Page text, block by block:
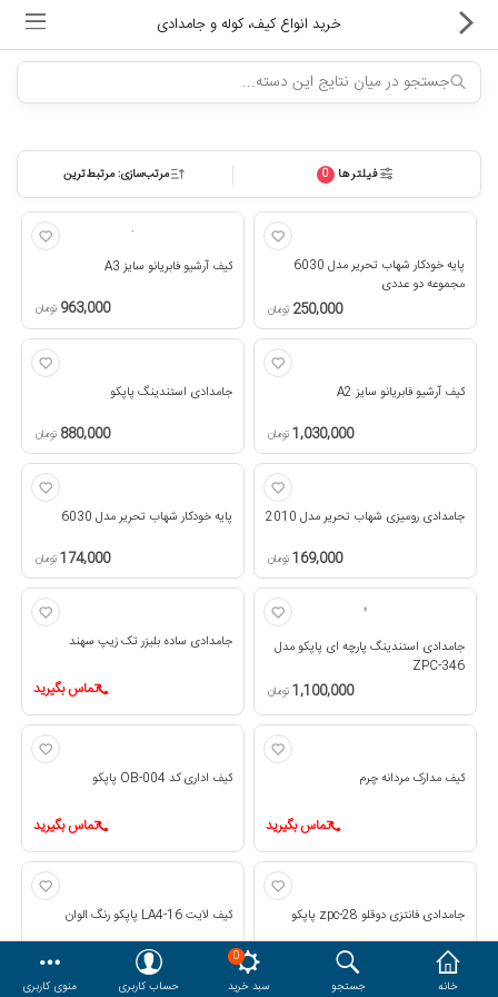
ماشین های اداری
لوازم التحریر
کارتریج و تونر
تجهیزات فروشگاهی و بانکی
دستگاه صحافی و پرس
وایت برد و تابلو اعلانات
مقایسه
دسترسی کاربری حساب کاربری
خانه جستجو
0
سبد خرید
حساب کاربری منوی کاربری
خرید انواع کیف، کوله و جامدادی
فیلترها 0 مرتب‌سازی: مرتبط‌ترین
پایه خودکار شهاب تحریر مدل 6030
مجموعه دو عددی
250,000 تومان
کیف آرشیو فابریانو سایز A3
963,000 تومان
کیف آرشیو فابریانو سایز A2
1,030,000تومان
جامدادی استندینگ پاپکو
880,000 تومان
جامدادی رومیزی شهاب تحریر مدل 2010
169,000تومان
پایه خودکار شهاب تحریر مدل 6030
174,000تومان
جامدادی استندینگ پارچه ای پاپکو مدل
ZPC-346
1,100,000تومان
جامدادی ساده بلیزر تک زیپ سهند
تماس بگیرید
کیف مدارک مردانه چرم
تماس بگیرید
کیف اداری کد OB-004 پاپکو
تماس بگیرید
جامدادی فانتزی دوقلو zpc-28 پاپکو کیف لایت LA4-16 پاپکو رنگ الوان
تماس بگیرید